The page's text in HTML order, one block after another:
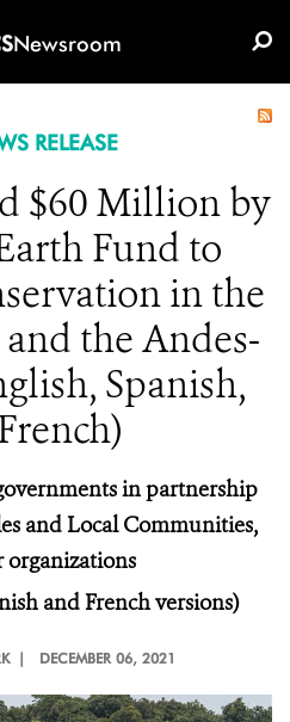
Newsroom
RELEASE
$60 Million by
Fund to
in the
the Andes-
Spanish,
in partnership
and Local Communities,
organizations
and French versions)
| DECEMBER 06, 2021